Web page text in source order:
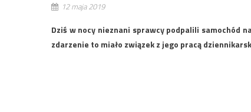
12 maja 2019
Dziś w nocy nieznani sprawcy podpalili samochód
zdarzenie to miało związek z jego pracą